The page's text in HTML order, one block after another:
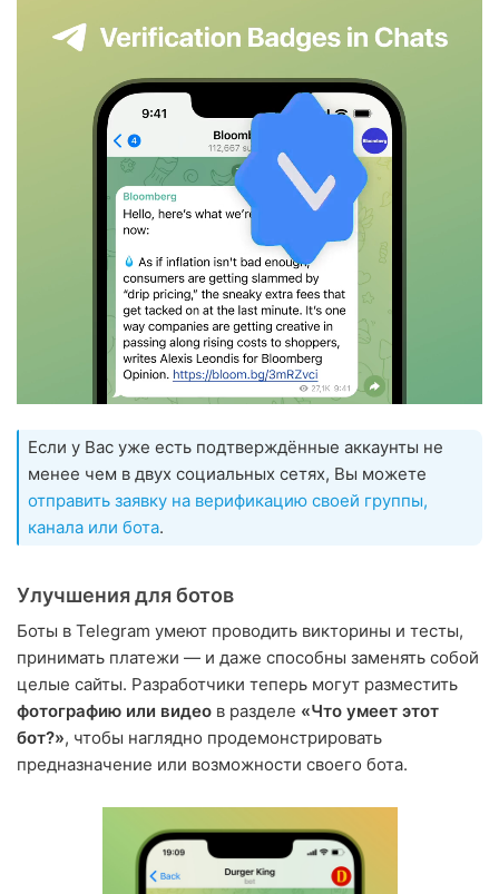
Если у Вас уже есть подтверждённые аккаунты не
менее чем в двух социальных сетях, Вы можете
отправить заявку на верификацию своей группы,
канала или бота.
Улучшения для ботов
Боты в Telegram умеют проводить викторины и тесты,
принимать платежи — и даже способны заменять собой
целые сайты. Разработчики теперь могут разместить
фотографию или видео в разделе «Что умеет этот
бот?», чтобы наглядно продемонстрировать
предназначение или возможности своего бота.